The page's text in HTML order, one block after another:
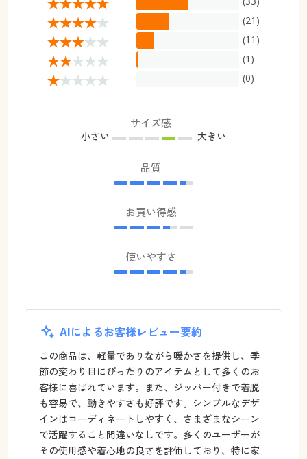
(21)
(11)
(1)
(0)
サイズ感
小さい 大きい
品質
お買い得感
使いやすさ
AIによるお客様レビュー要約
この商品は、軽量でありながら暖かさを提供し、季
節の変わり目にぴったりのアイテムとして多くのお
客様に喜ばれています。また、ジッパー付きで着脱
も容易で、動きやすさも好評です。シンプルなデザ
インはコーディネートしやすく、さまざまなシーン
で活躍すること間違いなしです。多くのユーザーが
その使用感や着心地の良さを評価しており、特に家